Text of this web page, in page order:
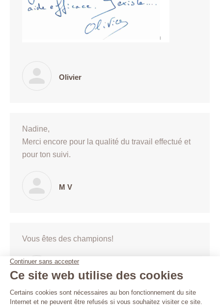
Olivier
Nadine,
Merci encore pour la qualité du travail effectué et
pour ton suivi.
M V
Vous êtes des champions!
R L